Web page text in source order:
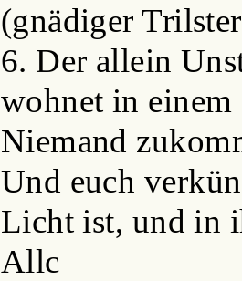
(gnädiger
6. Der allein
wohnet in
Niemand
Und euch
Licht ist, und in
Allc